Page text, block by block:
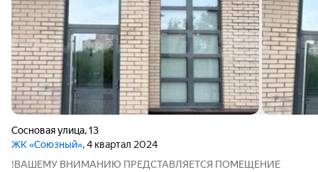
Сосновая улица,13
ЖК «Союзный», 4 квартал 2024
!ВАШЕМУ ВНИМАНИЮ ПРЕДСТАВЛЯЕТСЯ ПОМЕЩЕНИЕ